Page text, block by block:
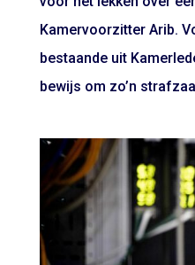
Kamervoorzitter Arib.
bestaande uit
bewijs om zo’n